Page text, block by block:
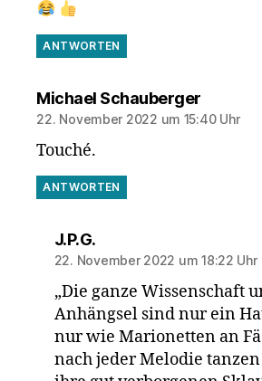
ANTWORTEN
Michael Schaubergersagt:
22. November 2022 um 15:40 Uhr
Touché.
ANTWORTEN
J.P.G.sagt:
22. November 2022 um 18:22 Uhr
„Die ganze Wissenschaft
Anhängsel sind nur ein
nur wie Marionetten an
nach jeder Melodie